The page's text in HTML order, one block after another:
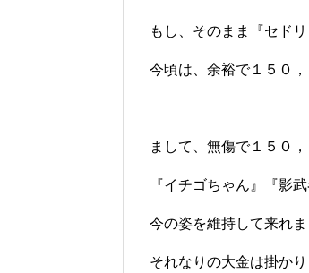
もし、そのまま『セド
今頃は、余裕で１５０
まして、無傷で１５０
『イチゴちゃん』『影
今の姿を維持して来れま
それなりの大金は掛か